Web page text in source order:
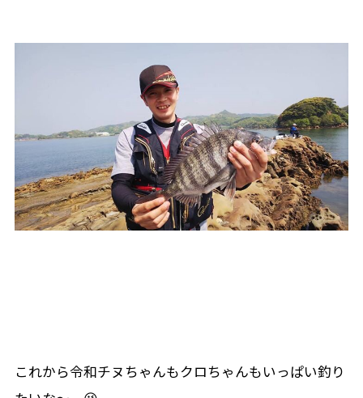
これから令和チヌちゃんもクロちゃんもいっぱい釣り